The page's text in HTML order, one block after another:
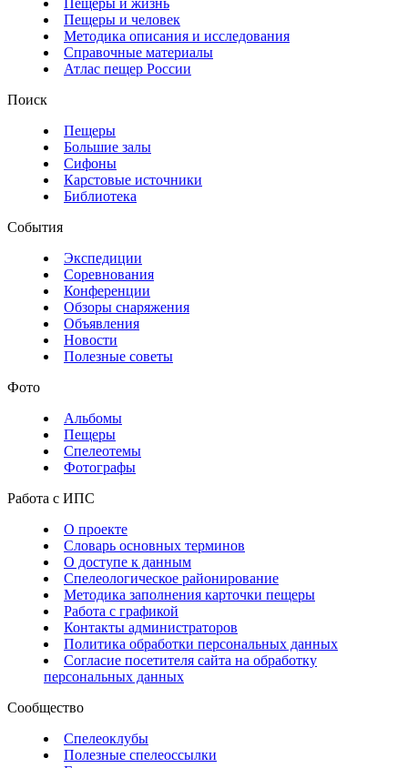
Пещеры и человек
Методика описания и исследования
Справочные материалы
Атлас пещер России
Поиск
Пещеры
Большие залы
Сифоны
Карстовые источники
Библиотека
События
Экспедиции
Соревнования
Конференции
Обзоры снаряжения
Объявления
Новости
Полезные советы
Фото
Альбомы
Пещеры
Спелеотемы
Фотографы
Работа с ИПС
О проекте
Словарь основных терминов
О доступе к данным
Спелеологическое районирование
Методика заполнения карточки пещеры
Работа с графикой
Контакты администраторов
Политика обработки персональных данных
Согласие посетителя сайта на обработку
персональных данных
Сообщество
Спелеоклубы
Полезные спелеоссылки